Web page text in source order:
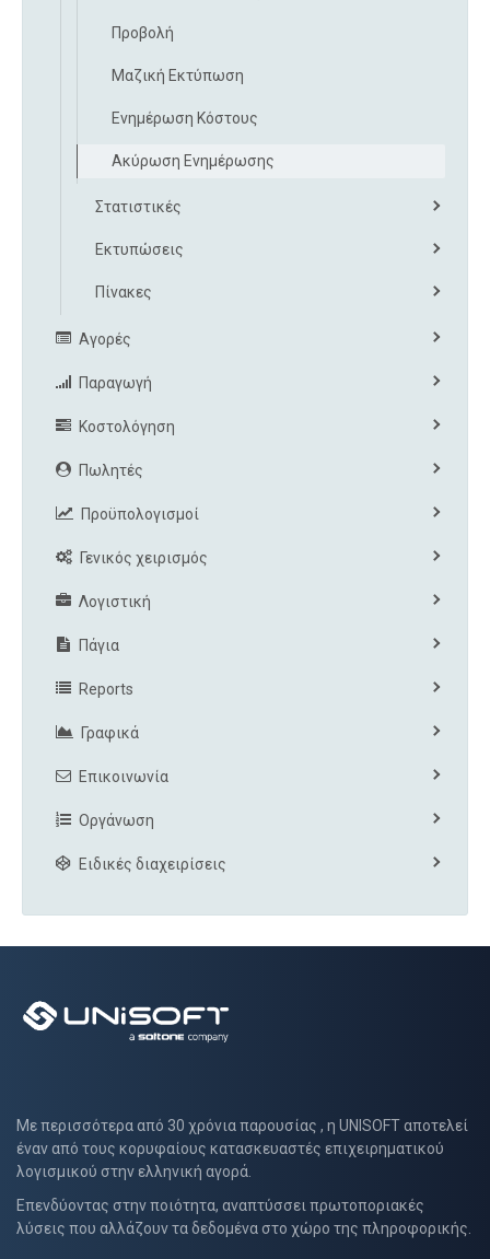
Προβολή
Μαζική Εκτύπωση
Ενημέρωση Κόστους
Ακύρωση Ενημέρωσης
Στατιστικές
Εκτυπώσεις
Πίνακες
Αγορές
Παραγωγή
Κοστολόγηση
Πωλητές
Προϋπολογισμοί
Γενικός χειρισμός
Λογιστική
Πάγια
Reports
Γραφικά
Επικοινωνία
Οργάνωση
Ειδικές διαχειρίσεις
Με περισσότερα από 30 χρόνια παρουσίας , η UNISOFT αποτελεί
έναν από τους κορυφαίους κατασκευαστές επιχειρηματικού
λογισμικού στην ελληνική αγορά.
Επενδύοντας στην ποιότητα, αναπτύσσει πρωτοποριακές
λύσεις που αλλάζουν τα δεδομένα στο χώρο της πληροφορικής.